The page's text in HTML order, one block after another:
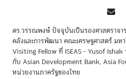
ดร.วรรณพงษ์ ปัจจุบันเป็นรองศาสตราจา
คลังและการพัฒนา คณะเศรษฐศาสตร์ มห
Visiting Fellow ที่ ISEAS - Yusof
กับ Asian Development Bank, Asia
หน่วยงานภาครัฐของไทย